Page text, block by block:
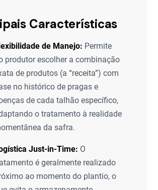
Características
de Manejo: Permite
produtor escolher a combinação
de produtos (a “receita”) com
no histórico de pragas e
de cada talhão específico,
o tratamento à realidade
da safra.
Just-in-Time: O
é geralmente realizado
ao momento do plantio, o